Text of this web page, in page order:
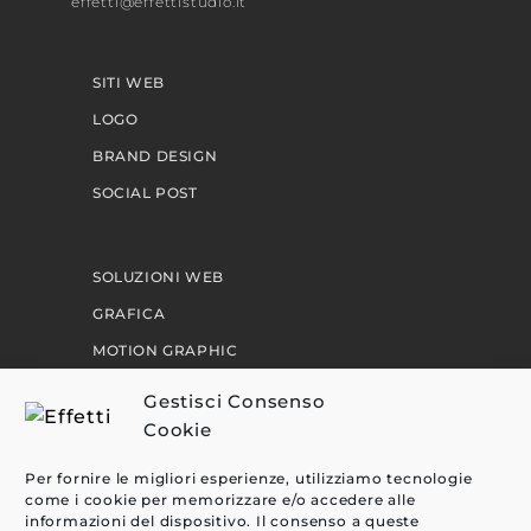
Gestisci Consenso
Cookie
Per fornire le migliori esperienze, utilizziamo tecnologie
come i cookie per memorizzare e/o accedere alle
informazioni del dispositivo. Il consenso a queste
SITI WEB
LOGO
BRAND DESIGN
SOCIAL POST
SOLUZIONI WEB
GRAFICA
MOTION GRAPHIC
EFFETTI
CLIENTI